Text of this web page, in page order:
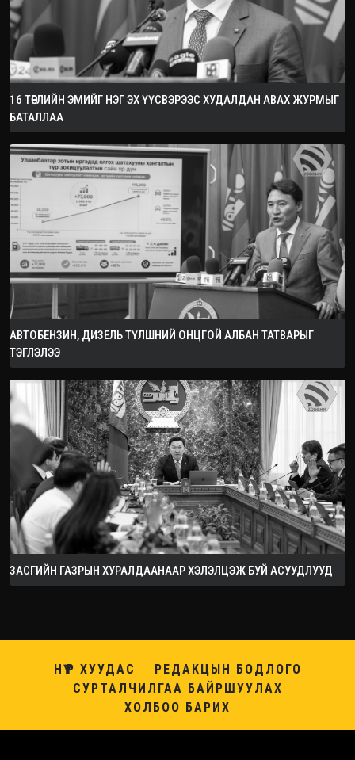
16 ТӨРЛИЙН ЭМИЙГ НЭГ ЭХ ҮҮСВЭРЭЭС ХУДАЛДАН АВАХ ЖУРМЫГ
БАТАЛЛАА
АВТОБЕНЗИН, ДИЗЕЛЬ ТҮЛШНИЙ ОНЦГОЙ АЛБАН ТАТВАРЫГ
ТЭГЛЭЛЭЭ
ЗАСГИЙН ГАЗРЫН ХУРАЛДААНААР ХЭЛЭЛЦЭЖ БУЙ АСУУДЛУУД
НҮҮР ХУУДАС
РЕДАКЦЫН БОДЛОГО
СУРТАЛЧИЛГАА БАЙРШУУЛАХ
ХОЛБОО БАРИХ